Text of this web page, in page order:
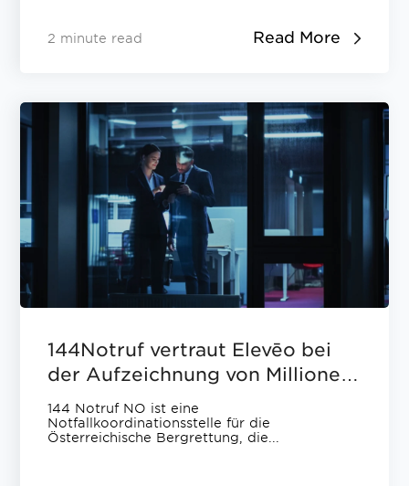
2 minute read Read More
144Notruf vertraut Elevēo bei
der Aufzeichnung von Millionen
von Notrufen pro Jahr
144 Notruf NO ist eine
Notfallkoordinationsstelle für die
Österreichische Bergrettung, die...